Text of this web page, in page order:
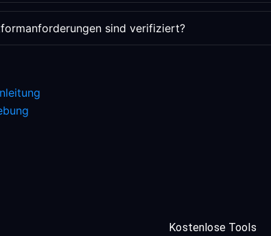
sind verifiziert?
Kostenlose Tools